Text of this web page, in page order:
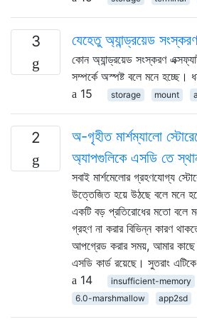
3 যেহেতু অ্যান্ড্রয়েড
কোন অ্যান্ড্রয়েড সংস্করণ
সম্পর্কে অস্পষ্ট বলে মনে হচ্ছে।
15
storage mount
2
অ-গৃহীত মার্শম্যালো
অ্যাপগুলিকে এসডি তে
সবাই মার্শমেলোর গ্রহণযোগ্য
উত্তেজিত হয়ে উঠছে বলে মনে
একটি বড় প্রতিরোধের মতো বলে
গ্রহণ না করার বিভিন্ন কারণ
আপগ্রেড করার সময়, আমার কাছে
এসডি কার্ড রয়েছে। সুতরাং
14
insufficient-memory
6.0-marshmallow
app2sd